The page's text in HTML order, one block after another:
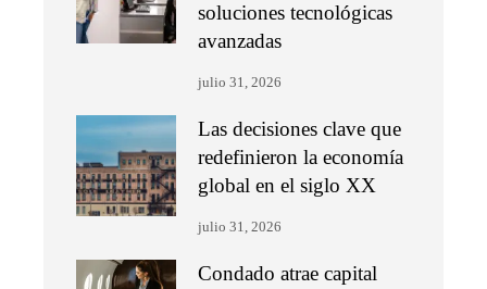
soluciones tecnológicas
avanzadas
julio 31, 2026
Las decisiones clave que
redefinieron la economía
global en el siglo XX
julio 31, 2026
Condado atrae capital